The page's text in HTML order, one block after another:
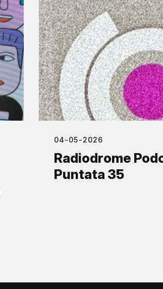
04-05-2026
Radiodrome
Puntata 35